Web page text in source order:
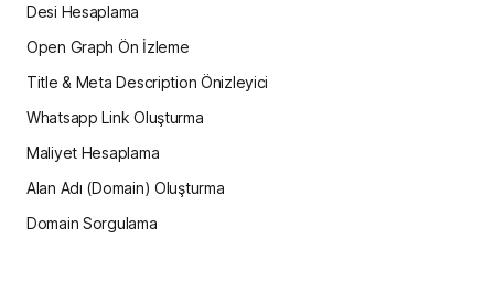
Desi Hesaplama
Open Graph Ön İzleme
Title & Meta Description Önizleyici
Whatsapp Link Oluşturma
Maliyet Hesaplama
Alan Adı (Domain) Oluşturma
Domain Sorgulama